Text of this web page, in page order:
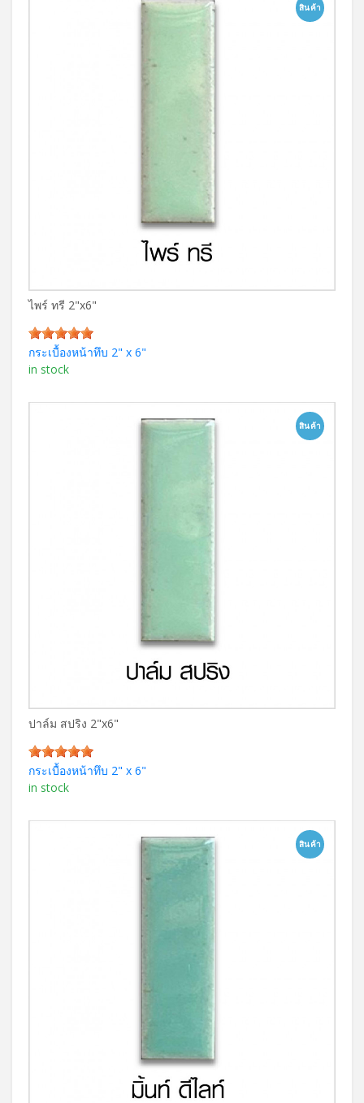
สินค้า
ไพร์ ทรี 2"x6"
กระเบื้องหน้าทึบ 2" x 6"
in stock
สินค้า
ปาล์ม สปริง 2"x6"
กระเบื้องหน้าทึบ 2" x 6"
in stock
สินค้า